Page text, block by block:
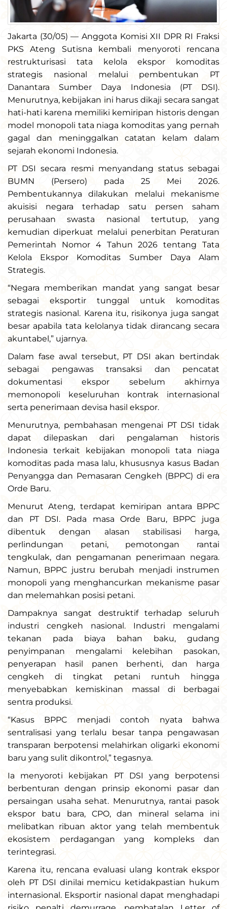
Jakarta (30/05) — Anggota Komisi XII DPR RI Fraksi
PKS Ateng Sutisna kembali menyoroti rencana
restrukturisasi tata kelola ekspor komoditas
strategis nasional melalui pembentukan PT
Danantara Sumber Daya Indonesia (PT DSI).
Menurutnya, kebijakan ini harus dikaji secara sangat
hati-hati karena memiliki kemiripan historis dengan
model monopoli tata niaga komoditas yang pernah
gagal dan meninggalkan catatan kelam dalam
sejarah ekonomi Indonesia.
PT DSI secara resmi menyandang status sebagai
BUMN (Persero) pada 25 Mei 2026.
Pembentukannya dilakukan melalui mekanisme
akuisisi negara terhadap satu persen saham
perusahaan swasta nasional tertutup, yang
kemudian diperkuat melalui penerbitan Peraturan
Pemerintah Nomor 4 Tahun 2026 tentang Tata
Kelola Ekspor Komoditas Sumber Daya Alam
Strategis.
“Negara memberikan mandat yang sangat besar
sebagai eksportir tunggal untuk komoditas
strategis nasional. Karena itu, risikonya juga sangat
besar apabila tata kelolanya tidak dirancang secara
akuntabel,” ujarnya.
Dalam fase awal tersebut, PT DSI akan bertindak
sebagai pengawas transaksi dan pencatat
dokumentasi ekspor sebelum akhirnya
memonopoli keseluruhan kontrak internasional
serta penerimaan devisa hasil ekspor.
Menurutnya, pembahasan mengenai PT DSI tidak
dapat dilepaskan dari pengalaman historis
Indonesia terkait kebijakan monopoli tata niaga
komoditas pada masa lalu, khususnya kasus Badan
Penyangga dan Pemasaran Cengkeh (BPPC) di era
Orde Baru.
Menurut Ateng, terdapat kemiripan antara BPPC
dan PT DSI. Pada masa Orde Baru, BPPC juga
dibentuk dengan alasan stabilisasi harga,
perlindungan petani, pemotongan rantai
tengkulak, dan pengamanan penerimaan negara.
Namun, BPPC justru berubah menjadi instrumen
monopoli yang menghancurkan mekanisme pasar
dan melemahkan posisi petani.
Dampaknya sangat destruktif terhadap seluruh
industri cengkeh nasional. Industri mengalami
tekanan pada biaya bahan baku, gudang
penyimpanan mengalami kelebihan pasokan,
penyerapan hasil panen berhenti, dan harga
cengkeh di tingkat petani runtuh hingga
menyebabkan kemiskinan massal di berbagai
sentra produksi.
“Kasus BPPC menjadi contoh nyata bahwa
sentralisasi yang terlalu besar tanpa pengawasan
transparan berpotensi melahirkan oligarki ekonomi
baru yang sulit dikontrol,” tegasnya.
Ia menyoroti kebijakan PT DSI yang berpotensi
berbenturan dengan prinsip ekonomi pasar dan
persaingan usaha sehat. Menurutnya, rantai pasok
ekspor batu bara, CPO, dan mineral selama ini
melibatkan ribuan aktor yang telah membentuk
ekosistem perdagangan yang kompleks dan
terintegrasi.
Karena itu, rencana evaluasi ulang kontrak ekspor
oleh PT DSI dinilai memicu ketidakpastian hukum
internasional. Eksportir nasional dapat menghadapi